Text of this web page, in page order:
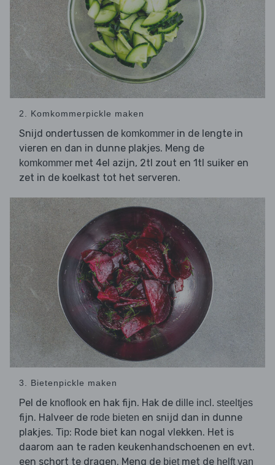
2. Komkommerpickle maken
Snijd ondertussen de komkommer in de lengte in
vieren en dan in dunne plakjes. Meng de
komkommer met 4el azijn, 2tl zout en 1tl suiker en
zet in de koelkast tot het serveren.
3. Bietenpickle maken
Pel de knoflook en hak fijn. Hak de dille incl. steeltjes
fijn. Halveer de rode bieten en snijd dan in dunne
plakjes. Tip: Rode biet kan nogal vlekken. Het is
daarom aan te raden keukenhandschoenen en evt.
een schort te dragen. Meng de bietmet de helft van